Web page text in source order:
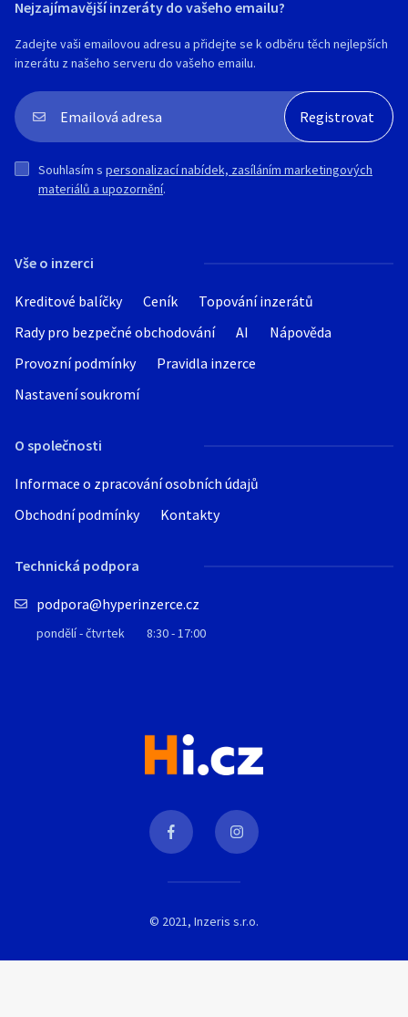
Vše o inzerci
Kreditové balíčky Ceník
Topování inzerátů
Rady pro bezpečné obchodování
AI
Nápověda
Provozní podmínky
Pravidla inzerce
Nastavení soukromí
O společnosti
Informace o zpracování osobních údajů
Obchodní podmínky
Kontakty
Technická podpora
podpora@hyperinzerce.cz
pondělí - čtvrtek 8:30 - 17:00
Nejzajímavější inzeráty do vašeho emailu?
Zadejte vaši emailovou adresu a přidejte se k odběru těch nejlepších
inzerátu z našeho serveru do vašeho emailu.
Souhlasím s personalizací nabídek, zasíláním marketingových
materiálů a upozornění.
© 2021, Inzeris s.r.o.